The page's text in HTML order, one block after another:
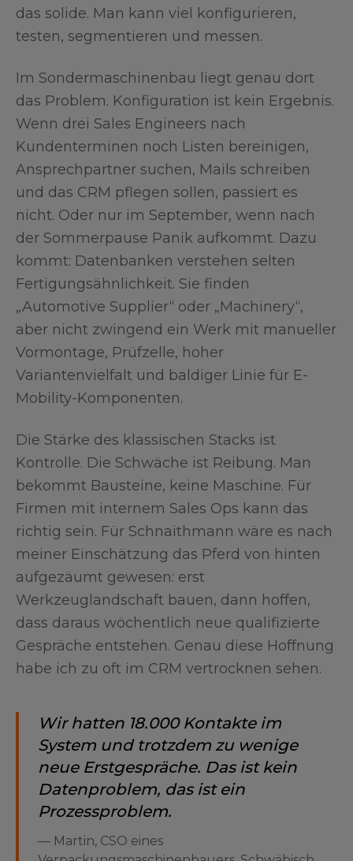
das solide. Man kann viel konfigurieren,
testen, segmentieren und messen.
Im Sondermaschinenbau liegt genau dort
das Problem. Konfiguration ist kein Ergebnis.
Wenn drei Sales Engineers nach
Kundenterminen noch Listen bereinigen,
Ansprechpartner suchen, Mails schreiben
und das CRM pflegen sollen, passiert es
nicht. Oder nur im September, wenn nach
der Sommerpause Panik aufkommt. Dazu
kommt: Datenbanken verstehen selten
Fertigungsähnlichkeit. Sie finden
„Automotive Supplier“ oder „Machinery“,
aber nicht zwingend ein Werk mit manueller
Vormontage, Prüfzelle, hoher
Variantenvielfalt und baldiger Linie für E-
Mobility-Komponenten.
Die Stärke des klassischen Stacks ist
Kontrolle. Die Schwäche ist Reibung. Man
bekommt Bausteine, keine Maschine. Für
Firmen mit internem Sales Ops kann das
richtig sein. Für Schnaithmann wäre es nach
meiner Einschätzung das Pferd von hinten
aufgezäumt gewesen: erst
Werkzeuglandschaft bauen, dann hoffen,
dass daraus wöchentlich neue qualifizierte
Gespräche entstehen. Genau diese Hoffnung
habe ich zu oft im CRM vertrocknen sehen.
Wir hatten 18.000 Kontakte im
System und trotzdem zu wenige
neue Erstgespräche. Das ist kein
Datenproblem, das ist ein
Prozessproblem.
— Martin, CSO eines